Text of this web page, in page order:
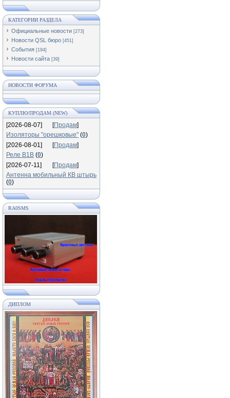
КАТЕГОРИИ РАЗДЕЛА
Официальные новости [273]
Новости QSL бюро [451]
События [194]
Новости сайта [39]
НОВОСТИ ФОРУМА
КУПЛЮ/ПРОДАМ (NEW)
[2026-08-07] [Продам]
Изоляторы "орешковые" (0)
[2026-08-01]
[Продам]
Реле В1В (0)
[2026-07-11]
[Продам]
Антенна мобильный КВ штырь
(0)
RA0SMS
ДИПЛОМ